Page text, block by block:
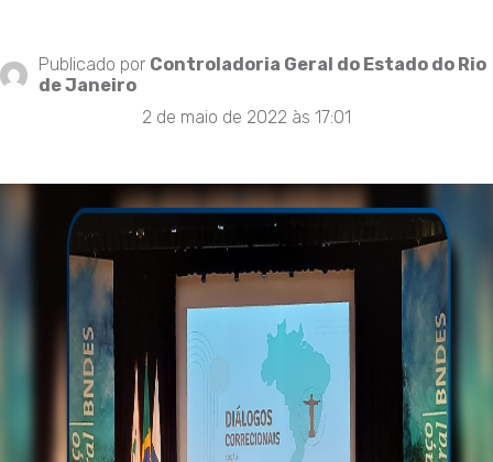
Publicado por Controladoria Geral do Estado do Rio
de Janeiro
2 de maio de 2022 às 17:01